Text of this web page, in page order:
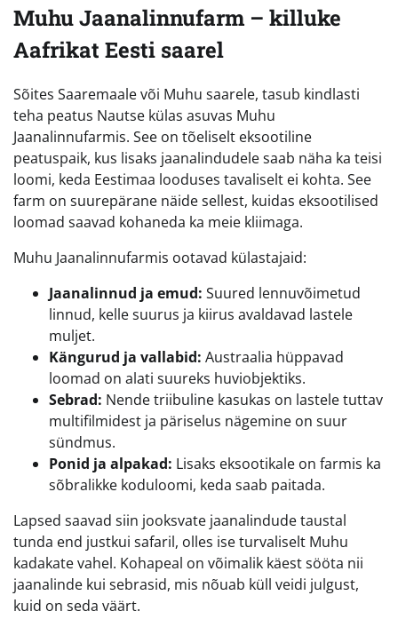
Muhu Jaanalinnufarm – killuke
Aafrikat Eesti saarel
Sõites Saaremaale või Muhu saarele, tasub kindlasti
teha peatus Nautse külas asuvas Muhu
Jaanalinnufarmis. See on tõeliselt eksootiline
peatuspaik, kus lisaks jaanalindudele saab näha ka teisi
loomi, keda Eestimaa looduses tavaliselt ei kohta. See
farm on suurepärane näide sellest, kuidas eksootilised
loomad saavad kohaneda ka meie kliimaga.
Muhu Jaanalinnufarmis ootavad külastajaid:
Jaanalinnud ja emud: Suured lennuvõimetud
linnud, kelle suurus ja kiirus avaldavad lastele
muljet.
Kängurud ja vallabid: Austraalia hüppavad
loomad on alati suureks huviobjektiks.
Sebrad: Nende triibuline kasukas on lastele tuttav
multifilmidest ja päriselus nägemine on suur
sündmus.
Ponid ja alpakad: Lisaks eksootikale on farmis ka
sõbralikke koduloomi, keda saab paitada.
Lapsed saavad siin jooksvate jaanalindude taustal
tunda end justkui safaril, olles ise turvaliselt Muhu
kadakate vahel. Kohapeal on võimalik käest sööta nii
jaanalinde kui sebrasid, mis nõuab küll veidi julgust,
kuid on seda väärt.